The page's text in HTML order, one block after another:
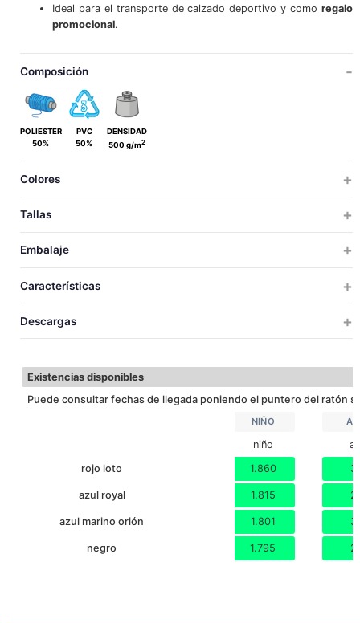
Ideal para el transporte de calzado deportivo y comoregalo
promocional.
Composición
POLIESTER
50%
PVC
50%
DENSIDAD
500 g/m2
Colores
Tallas
TALLAS NIÑO ADULTO
Embalaje
ADULTO
Características
Descargas
Existencias disponibles
Puede consultar fechas de llegada poniendo el puntero del ratón
NIÑO
niño
rojo loto
1.860
azul royal 1.815
azul marino orión 1.801
negro 1.795